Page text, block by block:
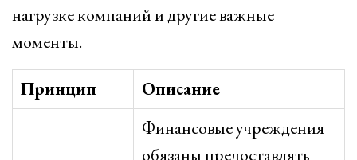
нагрузке компаний и другие важные
моменты.
Принцип Описание
Финансовые учреждения
обязаны предоставлять